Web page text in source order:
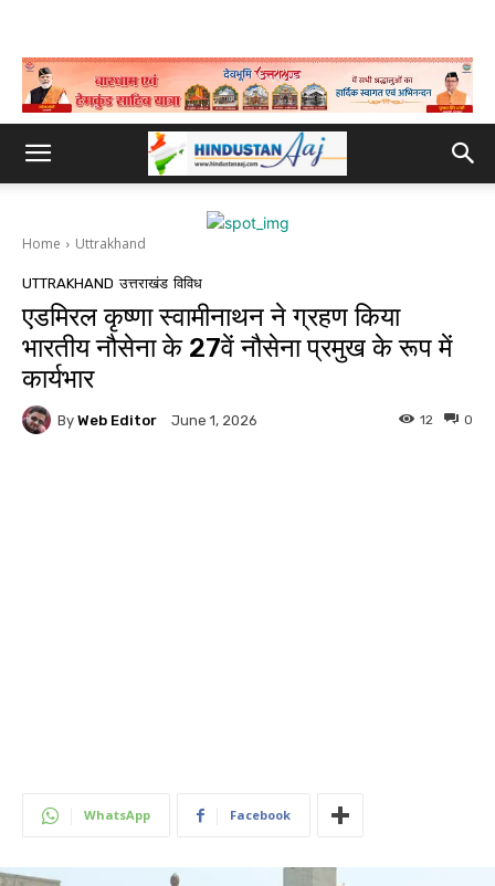
Home Uttrakhand
UTTRAKHAND उत्तराखंड विविध
एडमिरल कृष्णा स्वामीनाथन ने ग्रहण किया
भारतीय नौसेना के 27वें नौसेना प्रमुख के रूप में
कार्यभार
By Web Editor June 1, 2026 0
12
WhatsApp Facebook